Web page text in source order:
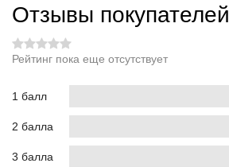
Отзывы покупателей
Рейтинг пока еще отсутствует
1 балл
2 балла
3 балла